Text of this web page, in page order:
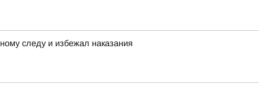
следу и избежал наказания